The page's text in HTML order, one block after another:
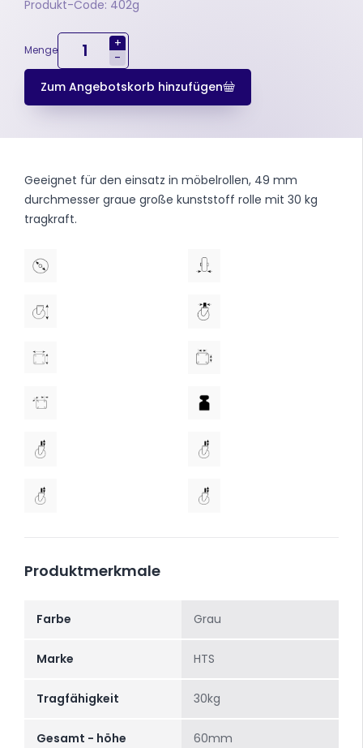
Produkt-Code: 402g
Menge
+
-
Zum Angebotskorb hinzufügen
Geeignet für den einsatz in möbelrollen, 49 mm
durchmesser graue große kunststoff rolle mit 30 kg
tragkraft.
Produktmerkmale
Farbe Grau
Marke HTS
Tragfähigkeit 30kg
Gesamt - höhe 60mm